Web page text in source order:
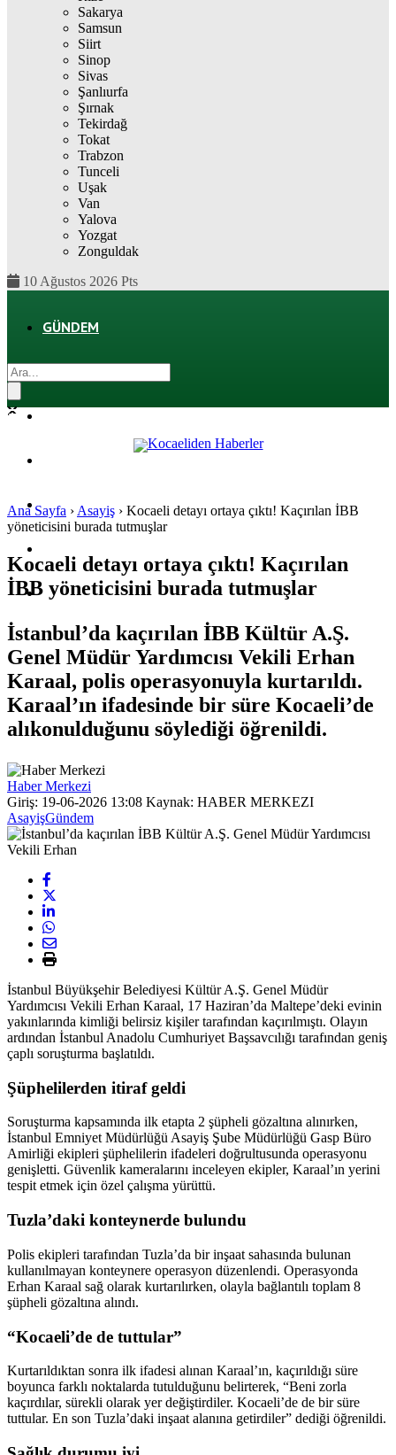
Sakarya
Samsun
Siirt
Sinop
Sivas
Şanlıurfa
Şırnak
Tekirdağ
Tokat
Trabzon
Tunceli
Uşak
Van
Yalova
Yozgat
Zonguldak
10 Ağustos 2026 Pts
GÜNDEM
SPOR
SAĞLIK
Ana Sayfa › Asayiş › Kocaeli detayı ortaya çıktı! Kaçırılan İBB
yöneticisini burada tutmuşlar
Kocaeli detayı ortaya çıktı! Kaçırılan
İBB yöneticisini burada tutmuşlar
İstanbul’da kaçırılan İBB Kültür A.Ş.
Genel Müdür Yardımcısı Vekili Erhan
Karaal, polis operasyonuyla kurtarıldı.
Karaal’ın ifadesinde bir süre Kocaeli’de
alıkonulduğunu söylediği öğrenildi.
Haber Merkezi
Giriş: 19-06-2026 13:08 Kaynak: HABER MERKEZI
AsayişGündem
İstanbul Büyükşehir Belediyesi Kültür A.Ş. Genel Müdür
Yardımcısı Vekili Erhan Karaal, 17 Haziran’da Maltepe’deki evinin
yakınlarında kimliği belirsiz kişiler tarafından kaçırılmıştı. Olayın
ardından İstanbul Anadolu Cumhuriyet Başsavcılığı tarafından geniş
çaplı soruşturma başlatıldı.
Şüphelilerden itiraf geldi
Soruşturma kapsamında ilk etapta 2 şüpheli gözaltına alınırken,
İstanbul Emniyet Müdürlüğü Asayiş Şube Müdürlüğü Gasp Büro
Amirliği ekipleri şüphelilerin ifadeleri doğrultusunda operasyonu
genişletti. Güvenlik kameralarını inceleyen ekipler, Karaal’ın yerini
tespit etmek için özel çalışma yürüttü.
Tuzla’daki konteynerde bulundu
Polis ekipleri tarafından Tuzla’da bir inşaat sahasında bulunan
kullanılmayan konteynere operasyon düzenlendi. Operasyonda
Erhan Karaal sağ olarak kurtarılırken, olayla bağlantılı toplam 8
şüpheli gözaltına alındı.
“Kocaeli’de de tuttular”
Kurtarıldıktan sonra ilk ifadesi alınan Karaal’ın, kaçırıldığı süre
boyunca farklı noktalarda tutulduğunu belirterek, “Beni zorla
kaçırdılar, sürekli olarak yer değiştirdiler. Kocaeli’de de bir süre
tuttular. En son Tuzla’daki inşaat alanına getirdiler” dediği öğrenildi.